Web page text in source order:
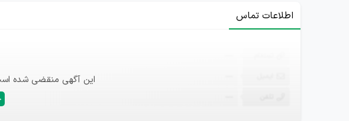
اطلاعات تماس
این آگهی منقضی شده